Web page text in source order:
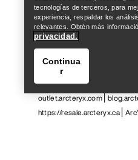
Política de privacidad
Accesibilidad No vender mis
outlet.arcteryx.com
https://resale.arcteryx.ca
tecnologías de terceros, para
experiencia, respaldar los
relevantes. Obtén más
privacidad.
Continua
r